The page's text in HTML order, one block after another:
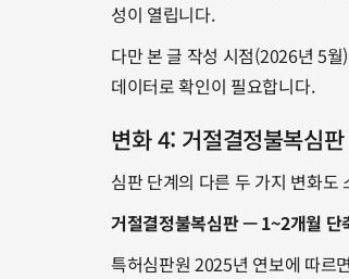
성이 열립니다.
다만 본 글 작성 시점(2026년 5
데이터로 확인이 필요합니다.
변화 4: 거절결정불복심
심판 단계의 다른 두 가지 변화도
거절결정불복심판 — 1~2개월 단
특허심판원 2025년 연보에 따르